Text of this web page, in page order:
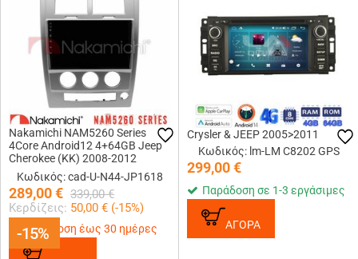
-15%
Nakamichi NAM5260 Series
4Core Android12 4+64GB Jeep
Cherokee (KK) 2008-2012
Navigation Multimedia Tablet 10
Με Carplay &amp; Android Auto
Κωδικός: cad-U-N44-JP1618
289,00€ 339,00 €
Κερδίζεις: 50,00 € (-15%)
-15%
Παράδοση έως 30 ημέρες
Crysler & JEEP 2005>2011
Κωδικός: lm-LM C8202 GPS
299,00€
Παράδοση σε 1-3 εργάσιμες
ΑΓΟΡΑ